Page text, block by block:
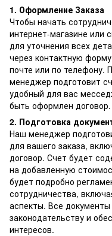
1. Оформление Заказа
Чтобы начать
интернет-магазине
для уточнения всех
через контактную
почте или по телефону.
менеджер подготовит
удобный для вас
быть оформлен договор.
2. Подготовка
Наш менеджер
для вашего заказа,
договор. Счет будет
на добавленную
будет подробно
сотрудничества,
аспекты. Все
законодательству и
интересов.